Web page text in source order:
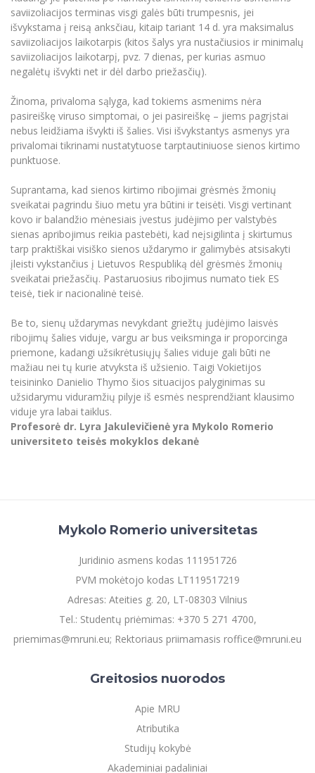
saviizoliacijos terminas visgi galės būti trumpesnis, jei
išvykstama į reisą anksčiau, kitaip tariant 14 d. yra maksimalus
saviizoliacijos laikotarpis (kitos šalys yra nustačiusios ir minimalų
saviizoliacijos laikotarpį, pvz. 7 dienas, per kurias asmuo
negalėtų išvykti net ir dėl darbo priežasčių).
Žinoma, privaloma sąlyga, kad tokiems asmenims nėra
pasireiškę viruso simptomai, o jei pasireiškę – jiems pagrįstai
nebus leidžiama išvykti iš šalies. Visi išvykstantys asmenys yra
privalomai tikrinami nustatytuose tarptautiniuose sienos kirtimo
punktuose.
Suprantama, kad sienos kirtimo ribojimai grėsmės žmonių
sveikatai pagrindu šiuo metu yra būtini ir teisėti. Visgi vertinant
kovo ir balandžio mėnesiais įvestus judėjimo per valstybės
sienas apribojimus reikia pastebėti, kad neįsigilinta į skirtumus
tarp praktiškai visiško sienos uždarymo ir galimybės atsisakyti
įleisti vykstančius į Lietuvos Respubliką dėl grėsmės žmonių
sveikatai priežasčių. Pastaruosius ribojimus numato tiek ES
teisė, tiek ir nacionalinė teisė.
Be to, sienų uždarymas nevykdant griežtų judėjimo laisvės
ribojimų šalies viduje, vargu ar bus veiksminga ir proporcinga
priemone, kadangi užsikrėtusiųjų šalies viduje gali būti ne
mažiau nei tų kurie atvyksta iš užsienio. Taigi Vokietijos
teisininko Danielio Thymo šios situacijos palyginimas su
užsidarymu viduramžių pilyje iš esmės nesprendžiant klausimo
viduje yra labai taiklus.
Profesorė dr. Lyra Jakulevičienė yra Mykolo Romerio
universiteto teisės mokyklos dekanė
Mykolo Romerio universitetas
Juridinio asmens kodas 111951726
PVM mokėtojo kodas LT119517219
Adresas: Ateities g. 20, LT-08303 Vilnius
Tel.: Studentų priėmimas: +370 5 271 4700,
priemimas@mruni.eu; Rektoriaus priimamasis roffice@mruni.eu
Greitosios nuorodos
Apie MRU
Atributika
Studijų kokybė
Akademiniai padaliniai